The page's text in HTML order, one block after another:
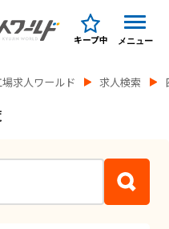
キープ中 メニュー
求人ワールド 求人検索